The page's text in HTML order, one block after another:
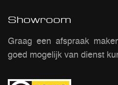
Showroom
Graag een afspraak
goed mogelijk van dienst